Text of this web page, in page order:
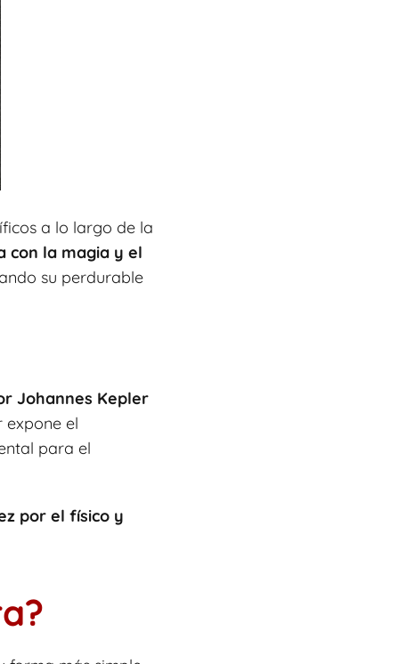
a lo largo de la
con la magia y el
su perdurable
Johannes Kepler
expone el
para el
por el físico y